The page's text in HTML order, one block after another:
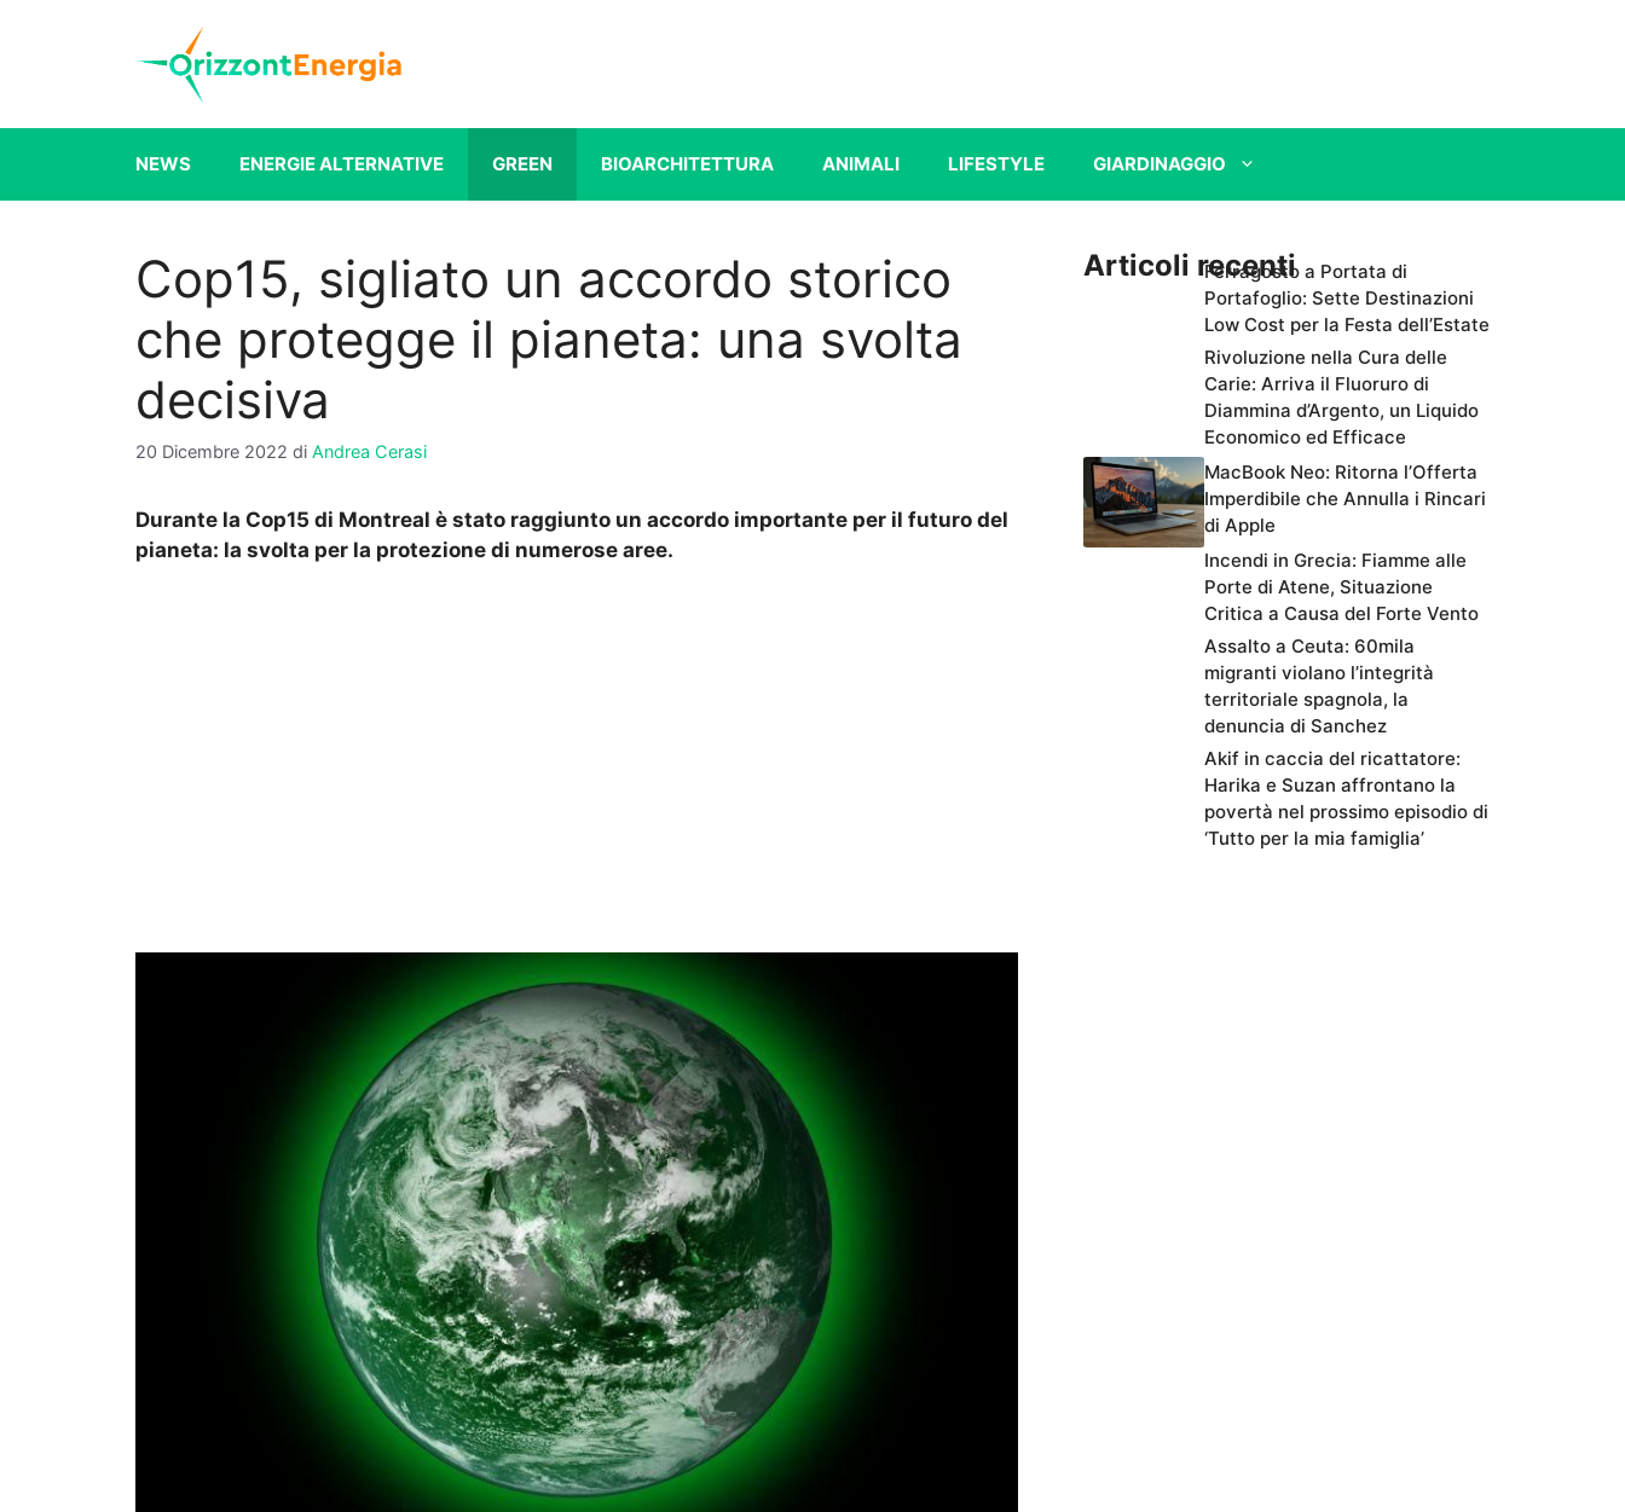
NEWS ENERGIE ALTERNATIVE GREEN BIOARCHITETTURA ANIMALI LIFESTYLE GIARDINAGGIO
Cop15, sigliato un accordo storico
che protegge il pianeta: una svolta
decisiva
20 Dicembre 2022 di Andrea Cerasi
Durante la Cop15 di Montreal è stato raggiunto un accordo importante per il futuro del
pianeta: la svolta per la protezione di numerose aree.
Articoli recentiFerragosto a Portata di
Portafoglio: Sette Destinazioni
Low Cost per la Festa dell’Estate
Rivoluzione nella Cura delle
Carie: Arriva il Fluoruro di
Diammina d’Argento, un Liquido
Economico ed Efficace
MacBook Neo: Ritorna l’Offerta
Imperdibile che Annulla i Rincari
di Apple
Incendi in Grecia: Fiamme alle
Porte di Atene, Situazione
Critica a Causa del Forte Vento
Assalto a Ceuta: 60mila
migranti violano l’integrità
territoriale spagnola, la
denuncia di Sanchez
Akif in caccia del ricattatore:
Harika e Suzan affrontano la
povertà nel prossimo episodio di
‘Tutto per la mia famiglia’